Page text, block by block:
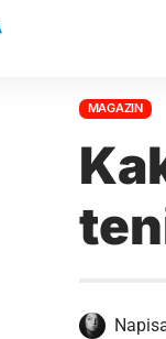
MAGAZIN